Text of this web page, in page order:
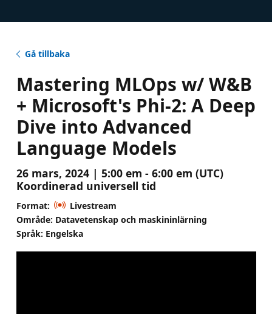
Gå tillbaka
Mastering MLOps w/ W&B
+ Microsoft's Phi-2: A Deep
Dive into Advanced
Language Models
26 mars, 2024 | 5:00 em - 6:00 em (UTC)
Koordinerad universell tid
Format:
Livestream
Område: Datavetenskap och maskininlärning
Språk: Engelska